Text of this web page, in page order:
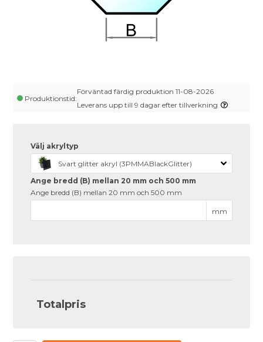
Produktionstid:
Förväntad färdig produktion 11-08-2026
Leverans upp till 9 dagar efter tillverkning
Välj akryltyp
Svart glitter akryl (3PMMABlackGlitter)
Ange bredd (B) mellan 20 mm och 500 mm
Ange bredd (B) mellan 20 mm och 500 mm
mm
Totalpris